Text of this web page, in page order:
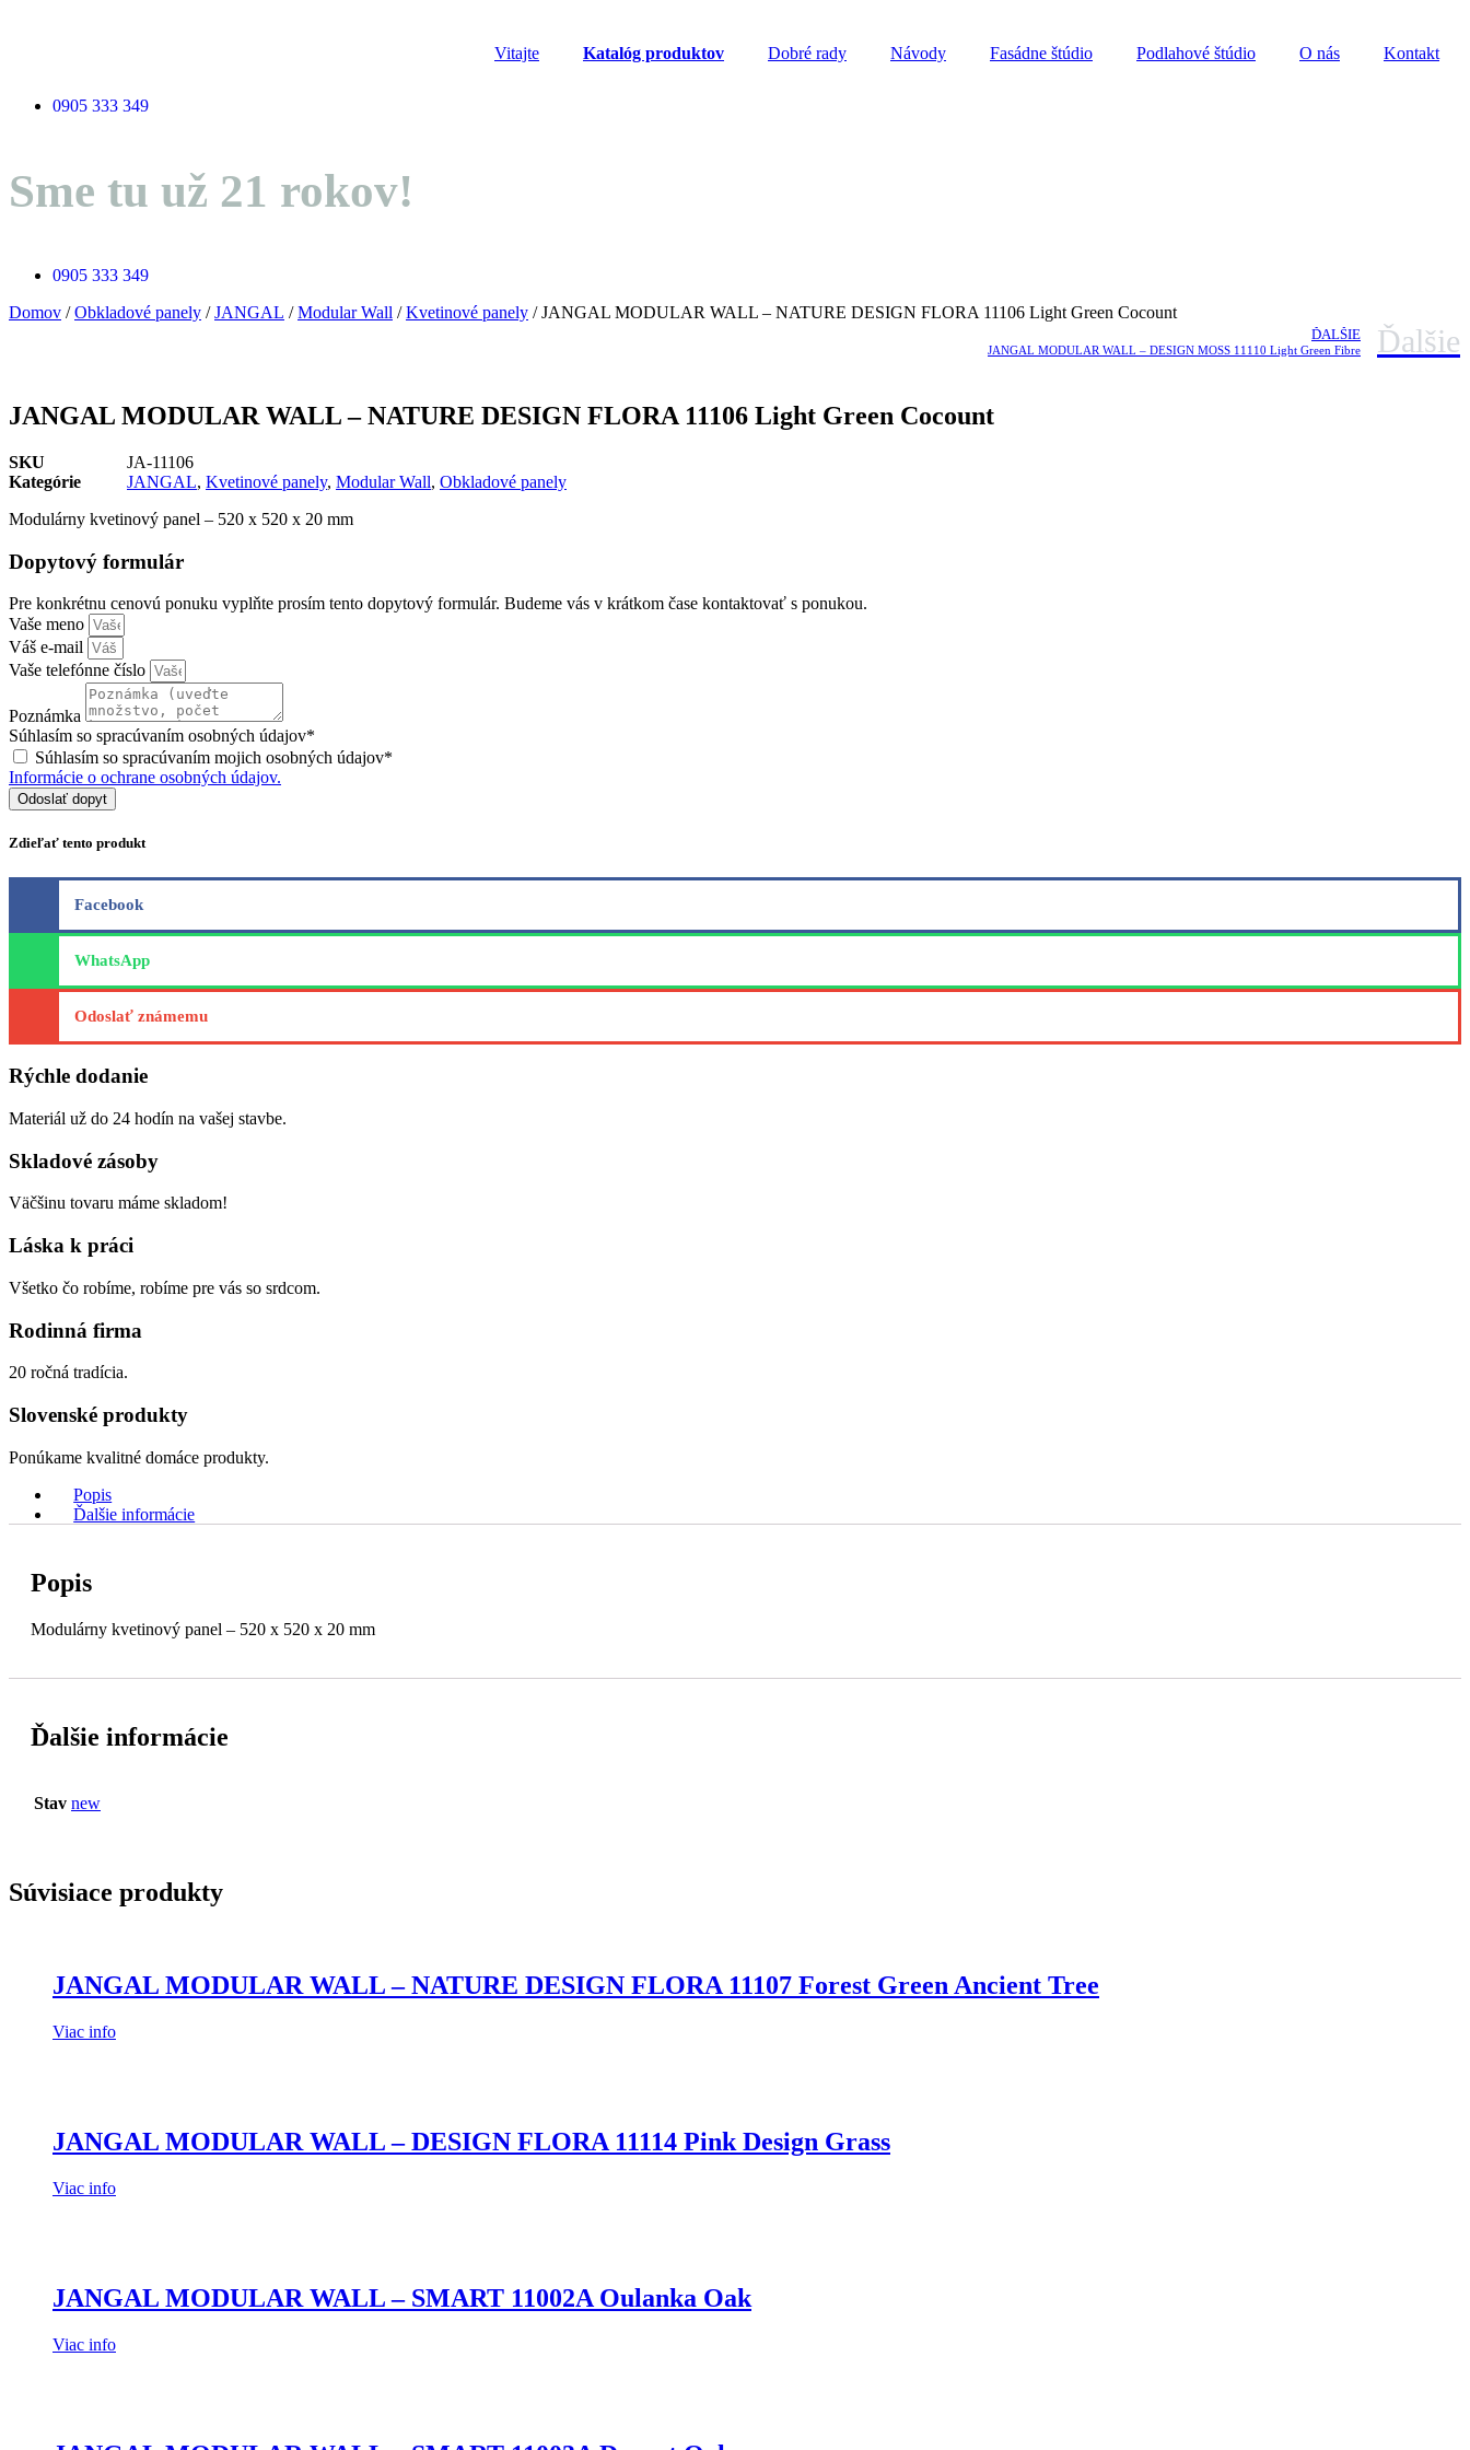
Vitajte Katalóg produktov Dobré rady Návody Fasádne štúdio Podlahové štúdio O nás Kontakt
0905 333 349
Sme tu už 21 rokov!
0905 333 349
Domov /Obkladové panely /JANGAL /Modular Wall /Kvetinové panely / JANGAL MODULAR WALL – NATURE DESIGN FLORA 11106 Light Green Cocount
ĎALŠIE
JANGAL MODULAR WALL – DESIGN MOSS 11110 Light Green Fibre Ďalšie
JANGAL MODULAR WALL – NATURE DESIGN FLORA 11106 Light Green Cocount
SKU
JA-11106
Kategórie
JANGAL, Kvetinové panely, Modular Wall, Obkladové panely
Modulárny kvetinový panel – 520 x 520 x 20 mm
Dopytový formulár
Pre konkrétnu cenovú ponuku vyplňte prosím tento dopytový formulár. Budeme vás v krátkom čase kontaktovať s ponukou.
Vaše meno
Váš e-mail
Vaše telefónne číslo
Poznámka
Súhlasím so spracúvaním osobných údajov*
Súhlasím so spracúvaním mojich osobných údajov*
Informácie o ochrane osobných údajov.
Odoslať dopyt
Zdieľať tento produkt
Facebook
WhatsApp
Odoslať známemu
Rýchle dodanie
Materiál už do 24 hodín na vašej stavbe.
Skladové zásoby
Väčšinu tovaru máme skladom!
Láska k práci
Všetko čo robíme, robíme pre vás so srdcom.
Rodinná firma
20 ročná tradícia.
Slovenské produkty
Ponúkame kvalitné domáce produkty.
Popis
Ďalšie informácie
Popis
Modulárny kvetinový panel – 520 x 520 x 20 mm
Ďalšie informácie
Stav new
Súvisiace produkty
JANGAL MODULAR WALL – NATURE DESIGN FLORA 11107 Forest Green Ancient Tree
Viac info
JANGAL MODULAR WALL – DESIGN FLORA 11114 Pink Design Grass
Viac info
JANGAL MODULAR WALL – SMART 11002A Oulanka Oak
Viac info